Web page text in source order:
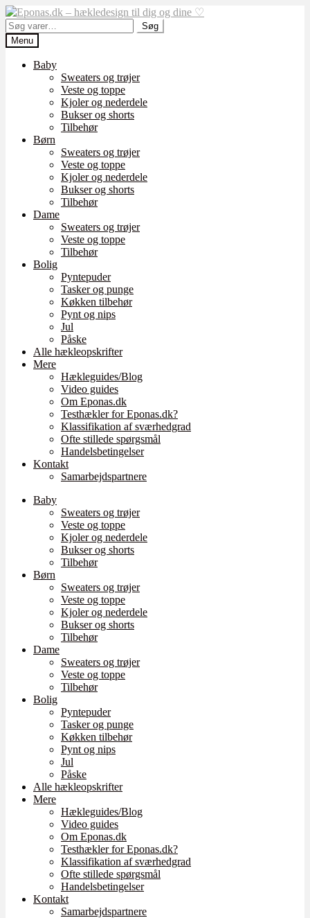
Spring
til
navigation
Spring
til
indhold
Søg
efter:
Søg
Menu
Baby
Sweaters og trøjer
Veste og toppe
Kjoler og nederdele
Bukser og shorts
Tilbehør
Børn
Sweaters og trøjer
Veste og toppe
Kjoler og nederdele
Bukser og shorts
Tilbehør
Dame
Sweaters og trøjer
Veste og toppe
Tilbehør
Bolig
Pyntepuder
Tasker og punge
Køkken tilbehør
Pynt og nips
Jul
Påske
Alle hækleopskrifter
Mere
Hækleguides/Blog
Video guides
Om Eponas.dk
Testhækler for Eponas.dk?
Klassifikation af sværhedgrad
Ofte stillede spørgsmål
Handelsbetingelser
Kontakt
Samarbejdspartnere
Baby
Sweaters og trøjer
Veste og toppe
Kjoler og nederdele
Bukser og shorts
Tilbehør
Børn
Sweaters og trøjer
Veste og toppe
Kjoler og nederdele
Bukser og shorts
Tilbehør
Dame
Sweaters og trøjer
Veste og toppe
Tilbehør
Bolig
Pyntepuder
Tasker og punge
Køkken tilbehør
Pynt og nips
Jul
Påske
Alle hækleopskrifter
Mere
Hækleguides/Blog
Video guides
Om Eponas.dk
Testhækler for Eponas.dk?
Klassifikation af sværhedgrad
Ofte stillede spørgsmål
Handelsbetingelser
Kontakt
Samarbejdspartnere